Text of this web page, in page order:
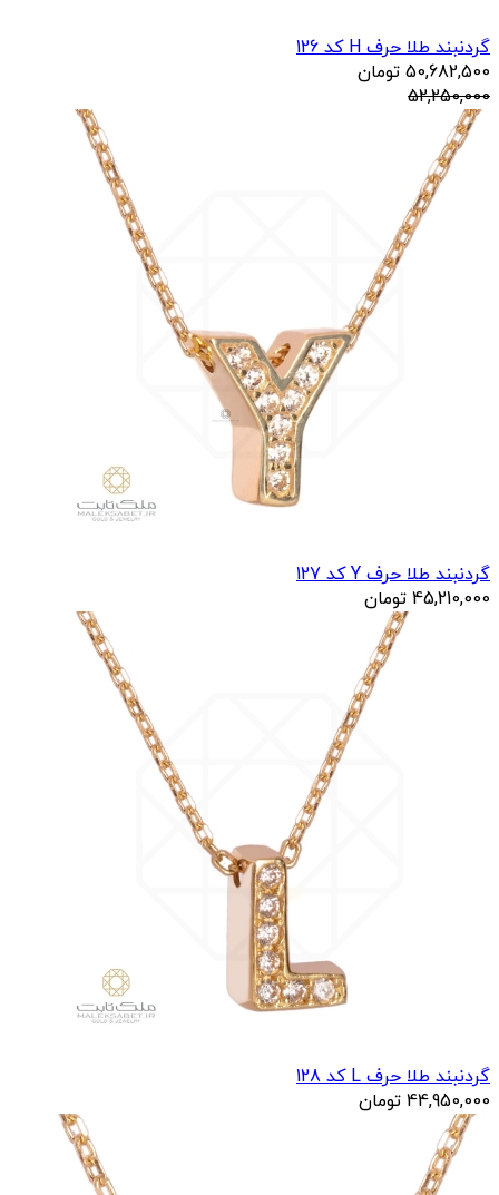
گردنبند طلا حرف H کد 126
50,682,500 تومان
52,250,000
گردنبند طلا حرف Y کد 127
45,210,000 تومان
گردنبند طلا حرف L کد 128
44,950,000 تومان